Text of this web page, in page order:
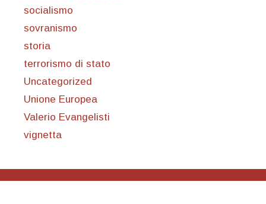
socialismo
sovranismo
storia
terrorismo di stato
Uncategorized
Unione Europea
Valerio Evangelisti
vignetta